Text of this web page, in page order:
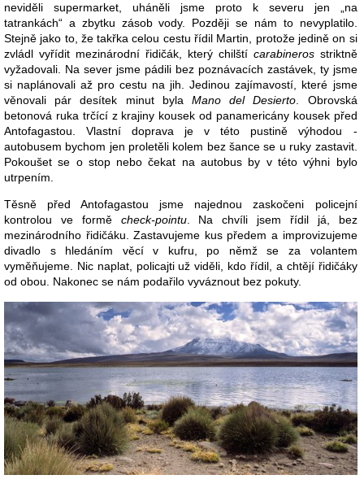
neviděli supermarket, uháněli jsme proto k severu jen „na
tatrankách“ a zbytku zásob vody. Později se nám to nevyplatilo.
Stejně jako to, že takřka celou cestu řídil Martin, protože jedině on si
zvládl vyřídit mezinárodní řidičák, který chilští carabinerosstriktně
vyžadovali. Na sever jsme pádili bez poznávacích zastávek, ty jsme
si naplánovali až pro cestu na jih. Jedinou zajímavostí, které jsme
věnovali pár desítek minut byla Mano del Desierto. Obrovská
betonová ruka trčící z krajiny kousek od panamericány kousek před
Antofagastou. Vlastní doprava je v této pustině výhodou -
autobusem bychom jen proletěli kolem bez šance se u ruky zastavit.
Pokoušet se o stop nebo čekat na autobus by v této výhni bylo
utrpením.
Těsně před Antofagastou jsme najednou zaskočeni policejní
kontrolou ve formě check-pointu. Na chvíli jsem řídil já, bez
mezinárodního řidičáku. Zastavujeme kus předem a improvizujeme
divadlo s hledáním věcí v kufru, po němž se za volantem
vyměňujeme. Nic naplat, policajti už viděli, kdo řídil, a chtějí řidičáky
od obou. Nakonec se nám podařilo vyváznout bez pokuty.